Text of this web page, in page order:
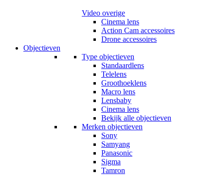
Video overige
Cinema lens
Action Cam accessoires
Drone accessoires
Objectieven
Type objectieven
Standaardlens
Telelens
Groothoeklens
Macro lens
Lensbaby
Cinema lens
Bekijk alle objectieven
Merken objectieven
Sony
Samyang
Panasonic
Sigma
Tamron